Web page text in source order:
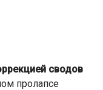
сводов
пролапсе